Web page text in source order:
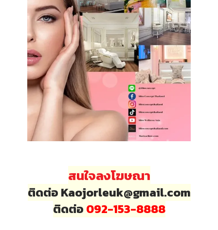
สนใจลงโฆษณา
ติดต่อ Kaojorleuk@gmail.com
ติดต่อ 092-153-8888